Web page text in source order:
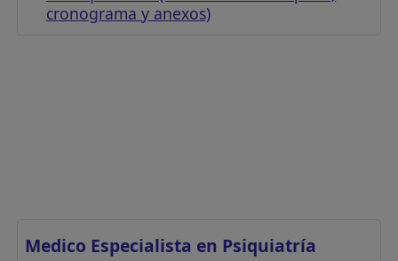
cronograma y anexos)
Medico Especialista en Psiquiatría